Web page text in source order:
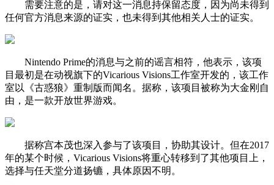
需要注意的是，请对这一消息持保留态度，因为尚未得到
任何官方消息来源的证实，也未得到其他相关人士的证实。
Nintendo Prime的消息与之前的谣言相符，他表示，该项
目最初是在动视旗下的Vicarious Visions工作室开发的，该工作
室以《古惑狼》重制版而闻名。据称，该项目被称为大金刚自
由，是一款开放世界游戏。
据称宫本茂也深入参与了该项目，协助其设计。但在2017
年的某个时候，Vicarious Visions将重心转移到了其他项目上，
选择与任天堂分道扬镳，具体原因不明。